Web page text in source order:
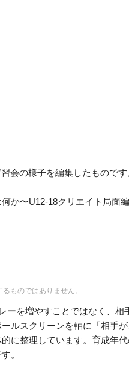
会の様子を編集したものです
か〜U12-18クリエイト局面
ものではありません。
ーを増やすことではなく、相
ルスクリーンを軸に「相手
に整理しています。育成年
。